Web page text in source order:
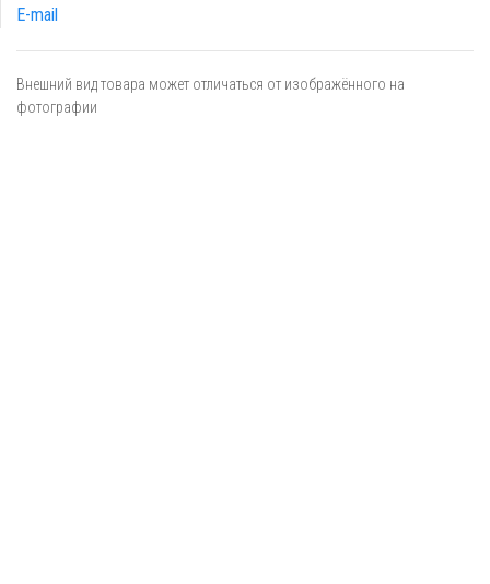
E-mail
Внешний вид товара может отличаться от изображённого на
фотографии